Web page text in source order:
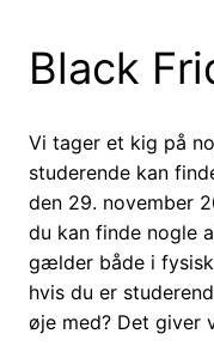
Black
Vi tager et kig på
studerende kan
den 29. november
du kan finde nogle
gælder både i
hvis du er
øje med? Det giver